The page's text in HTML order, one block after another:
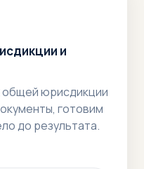
и
юрисдикции
готовим
до результата.